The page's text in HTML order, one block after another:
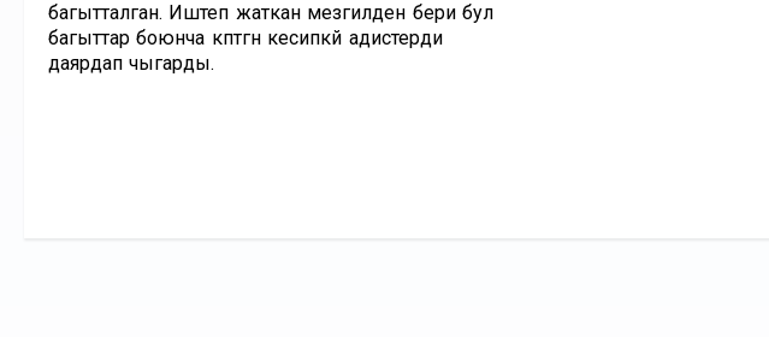
багытталган. Иштеп жаткан мезгилден бери бул
багыттар боюнча көптөгөн кесипкөй адистерди
даярдап чыгарды.